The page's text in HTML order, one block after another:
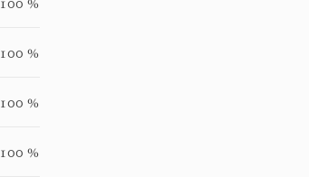
100 %
100 %
100 %